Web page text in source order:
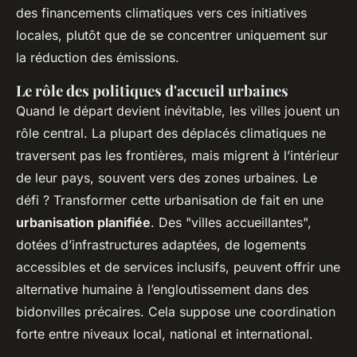
des financements climatiques vers ces initiatives
locales, plutôt que de se concentrer uniquement sur
la réduction des émissions.
Le rôle des politiques d'accueil urbaines
Quand le départ devient inévitable, les villes jouent un
rôle central. La plupart des déplacés climatiques ne
traversent pas les frontières, mais migrent à l’intérieur
de leur pays, souvent vers des zones urbaines. Le
défi ? Transformer cette urbanisation de fait en une
urbanisation planifiée. Des "villes accueillantes",
dotées d’infrastructures adaptées, de logements
accessibles et de services inclusifs, peuvent offrir une
alternative humaine à l’engloutissement dans des
bidonvilles précaires. Cela suppose une coordination
forte entre niveaux local, national et international.